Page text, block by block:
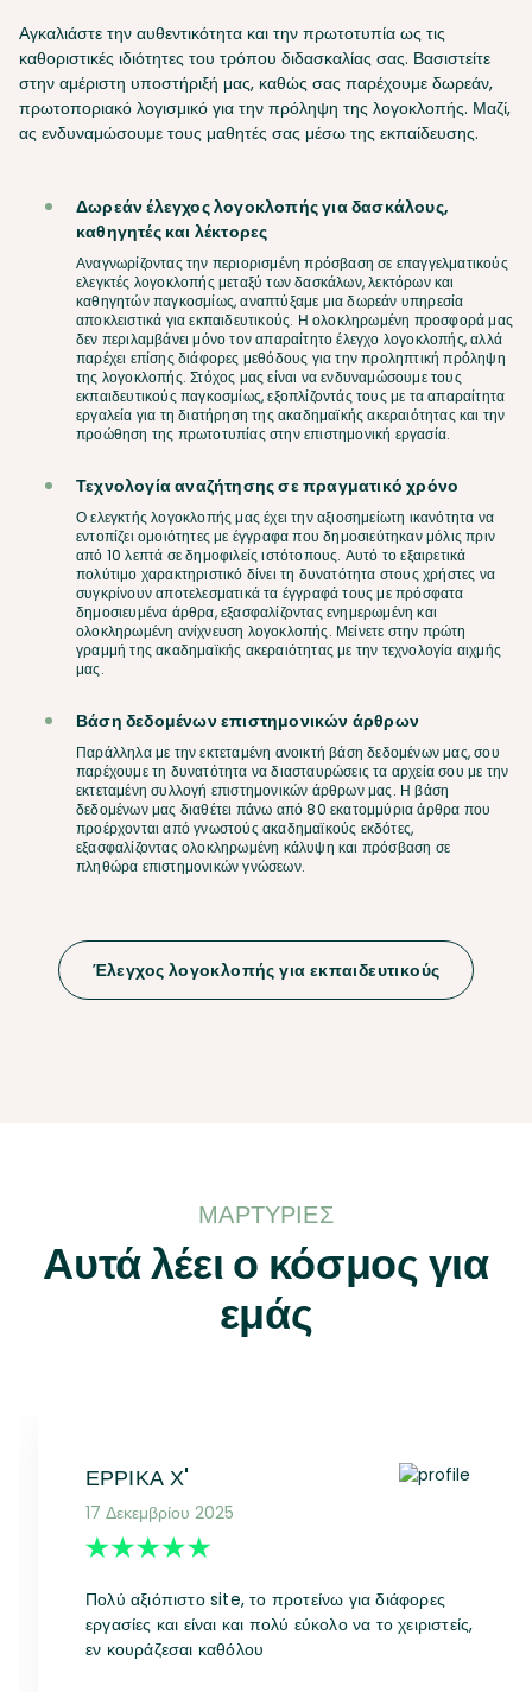
Αγκαλιάστε την αυθεντικότητα και την πρωτοτυπία ως τις
καθοριστικές ιδιότητες του τρόπου διδασκαλίας σας. Βασιστείτε
στην αμέριστη υποστήριξή μας, καθώς σας παρέχουμε δωρεάν,
πρωτοποριακό λογισμικό για την πρόληψη της λογοκλοπής. Μαζί,
ας ενδυναμώσουμε τους μαθητές σας μέσω της εκπαίδευσης.
Δωρεάν έλεγχος λογοκλοπής για δασκάλους,
καθηγητές και λέκτορες
Αναγνωρίζοντας την περιορισμένη πρόσβαση σε επαγγελματικούς
ελεγκτές λογοκλοπής μεταξύ των δασκάλων, λεκτόρων και
καθηγητών παγκοσμίως, αναπτύξαμε μια δωρεάν υπηρεσία
αποκλειστικά για εκπαιδευτικούς. Η ολοκληρωμένη προσφορά μας
δεν περιλαμβάνει μόνο τον απαραίτητο έλεγχο λογοκλοπής, αλλά
παρέχει επίσης διάφορες μεθόδους για την προληπτική πρόληψη
της λογοκλοπής. Στόχος μας είναι να ενδυναμώσουμε τους
εκπαιδευτικούς παγκοσμίως, εξοπλίζοντάς τους με τα απαραίτητα
εργαλεία για τη διατήρηση της ακαδημαϊκής ακεραιότητας και την
προώθηση της πρωτοτυπίας στην επιστημονική εργασία.
Τεχνολογία αναζήτησης σε πραγματικό χρόνο
Ο ελεγκτής λογοκλοπής μας έχει την αξιοσημείωτη ικανότητα να
εντοπίζει ομοιότητες με έγγραφα που δημοσιεύτηκαν μόλις πριν
από 10 λεπτά σε δημοφιλείς ιστότοπους. Αυτό το εξαιρετικά
πολύτιμο χαρακτηριστικό δίνει τη δυνατότητα στους χρήστες να
συγκρίνουν αποτελεσματικά τα έγγραφά τους με πρόσφατα
δημοσιευμένα άρθρα, εξασφαλίζοντας ενημερωμένη και
ολοκληρωμένη ανίχνευση λογοκλοπής. Μείνετε στην πρώτη
γραμμή της ακαδημαϊκής ακεραιότητας με την τεχνολογία αιχμής
μας.
Βάση δεδομένων επιστημονικών άρθρων
Παράλληλα με την εκτεταμένη ανοικτή βάση δεδομένων μας, σου
παρέχουμε τη δυνατότητα να διασταυρώσεις τα αρχεία σου με την
εκτεταμένη συλλογή επιστημονικών άρθρων μας. Η βάση
δεδομένων μας διαθέτει πάνω από 80 εκατομμύρια άρθρα που
προέρχονται από γνωστούς ακαδημαϊκούς εκδότες,
εξασφαλίζοντας ολοκληρωμένη κάλυψη και πρόσβαση σε
πληθώρα επιστημονικών γνώσεων.
Έλεγχος λογοκλοπής για εκπαιδευτικούς
ΜΑΡΤΥΡΊΕΣ
Αυτά λέει ο κόσμος για
εμάς
ΈΡΡΙΚΑ Χ'
17 Δεκεμβρίου 2025
Πολύ αξιόπιστο site, το προτείνω για διάφορες
εργασίες και είναι και πολύ εύκολο να το χειριστείς,
εν κουράζεσαι καθόλου